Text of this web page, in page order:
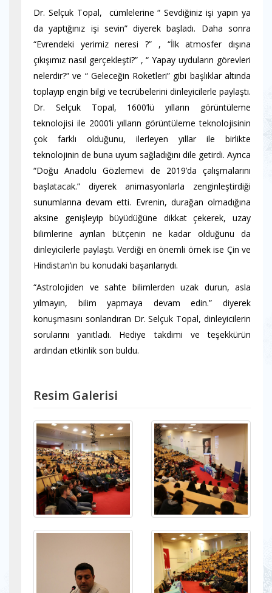
Dr. Selçuk Topal, cümlelerine “ Sevdiğiniz işi yapın ya
da yaptığınız işi sevin” diyerek başladı. Daha sonra
“Evrendeki yerimiz neresi ?” , “İlk atmosfer dışına
çıkışımız nasıl gerçekleşti?” , “ Yapay uyduların görevleri
nelerdir?” ve “ Geleceğin Roketleri” gibi başlıklar altında
toplayıp engin bilgi ve tecrübelerini dinleyicilerle paylaştı.
Dr. Selçuk Topal, 1600’lü yılların görüntüleme
teknolojisi ile 2000’li yılların görüntüleme teknolojisinin
çok farklı olduğunu, ilerleyen yıllar ile birlikte
teknolojinin de buna uyum sağladığını dile getirdi. Ayrıca
“Doğu Anadolu Gözlemevi de 2019’da çalışmalarını
başlatacak.” diyerek animasyonlarla zenginleştirdiği
sunumlarına devam etti. Evrenin, durağan olmadığına
aksine genişleyip büyüdüğüne dikkat çekerek, uzay
bilimlerine ayrılan bütçenin ne kadar olduğunu da
dinleyicilerle paylaştı. Verdiği en önemli örnek ise Çin ve
Hindistan’ın bu konudaki başarılarıydı.
“Astrolojiden ve sahte bilimlerden uzak durun, asla
yılmayın, bilim yapmaya devam edin.” diyerek
konuşmasını sonlandıran Dr. Selçuk Topal, dinleyicilerin
sorularını yanıtladı. Hediye takdimi ve teşekkürün
ardından etkinlik son buldu.
Resim Galerisi